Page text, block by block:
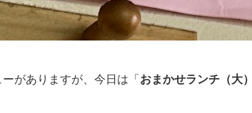
がありますが、今日は「 おまかせランチ（大）